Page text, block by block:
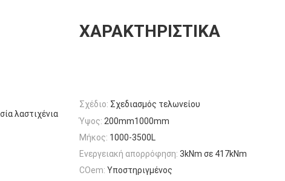
ΧΑΡΑΚΤΗΡΙΣΤΙΚΆ
λαστιχένια
Σχέδιο: Σχεδιασμός τελωνείου
Ύψος: 200mm1000mm
Μήκος: 1000-3500L
Ενεργειακή απορρόφηση: 3kNm σε 417kNm
COem: Υποστηριγμένος